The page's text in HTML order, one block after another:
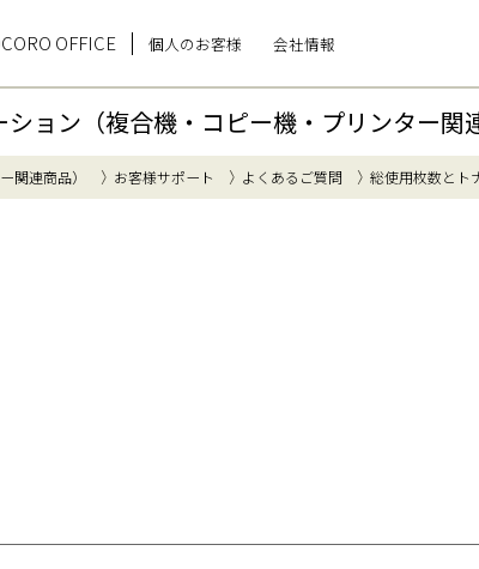
OFFICE 個人のお客様 会社情報
ョン（複合機・コピー機・プリンター関
関連商品） お客様サポート よくあるご質問 総使用枚数とト